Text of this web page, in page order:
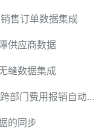
售订单数据集成
供应商数据
缝数据集成
钉钉与MySQL的数据集成实践：实现跨部门费用报销自动化
的同步